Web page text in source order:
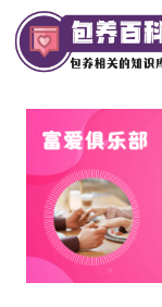
Skip
to
content